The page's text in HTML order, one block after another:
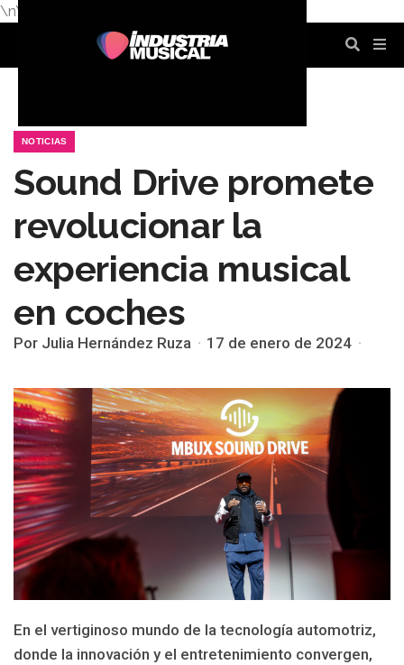
\n\n
NOTICIAS
Sound Drive promete
revolucionar la
experiencia musical
en coches
Por Julia Hernández Ruza 17 de enero de 2024
En el vertiginoso mundo de la tecnología automotriz,
donde la innovación y el entretenimiento convergen,